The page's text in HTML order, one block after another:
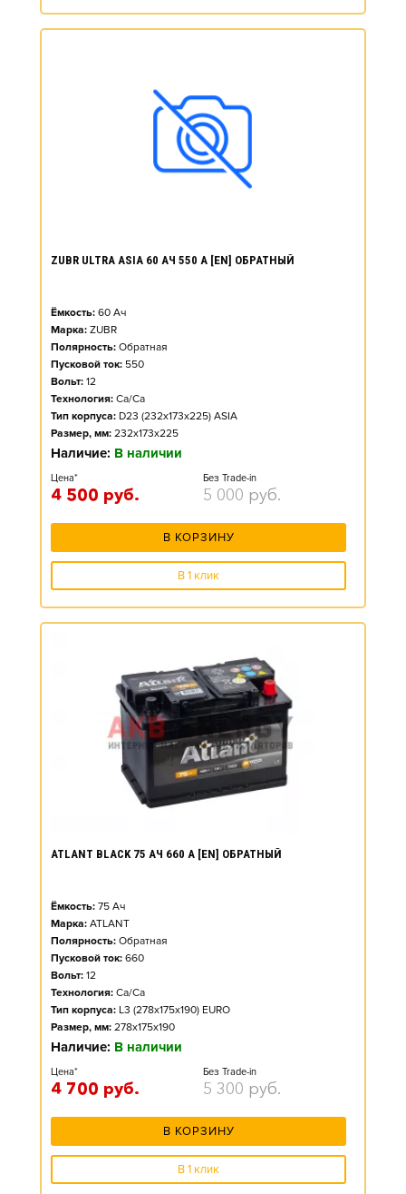
ZUBR ULTRA ASIA 60 АЧ 550 А [EN] ОБРАТНЫЙ
Ёмкость: 60 Ач
Марка: ZUBR
Полярность: Обратная
Пусковой ток: 550
Вольт: 12
Технология: Ca/Ca
Тип корпуса: D23 (232x173x225) ASIA
Размер, мм: 232x173x225
Наличие: В наличии
Цена*
4 500 руб.
Без Trade-in
5 000 руб.
В КОРЗИНУ
В 1 клик
ATLANT BLACK 75 АЧ 660 А [EN] ОБРАТНЫЙ
Ёмкость: 75 Ач
Марка: ATLANT
Полярность: Обратная
Пусковой ток: 660
Вольт: 12
Технология: Ca/Ca
Тип корпуса: L3 (278x175x190) EURO
Размер, мм: 278x175x190
Наличие: В наличии
Цена*
4 700 руб.
Без Trade-in
5 300 руб.
В КОРЗИНУ
В 1 клик